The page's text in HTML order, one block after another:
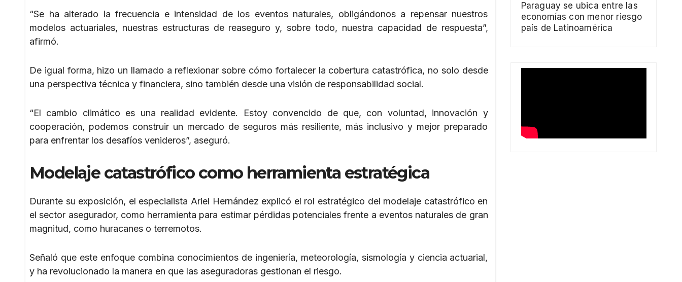
“Se ha alterado la frecuencia e intensidad de los eventos naturales, obligándonos a repensar nuestros
modelos actuariales, nuestras estructuras de reaseguro y, sobre todo, nuestra capacidad de respuesta”,
afirmó.
De igual forma, hizo un llamado a reflexionar sobre cómo fortalecer la cobertura catastrófica, no solo desde
una perspectiva técnica y financiera, sino también desde una visión de responsabilidad social.
“El cambio climático es una realidad evidente. Estoy convencido de que, con voluntad, innovación y
cooperación, podemos construir un mercado de seguros más resiliente, más inclusivo y mejor preparado
para enfrentar los desafíos venideros”, aseguró.
Modelaje catastrófico como herramienta estratégica
Durante su exposición, el especialista Ariel Hernández explicó el rol estratégico del modelaje catastrófico en
el sector asegurador, como herramienta para estimar pérdidas potenciales frente a eventos naturales de gran
magnitud, como huracanes o terremotos.
Señaló que este enfoque combina conocimientos de ingeniería, meteorología, sismología y ciencia actuarial,
y ha revolucionado la manera en que las aseguradoras gestionan el riesgo.
Paraguay se ubica entre las
economías con menor riesgo
país de Latinoamérica